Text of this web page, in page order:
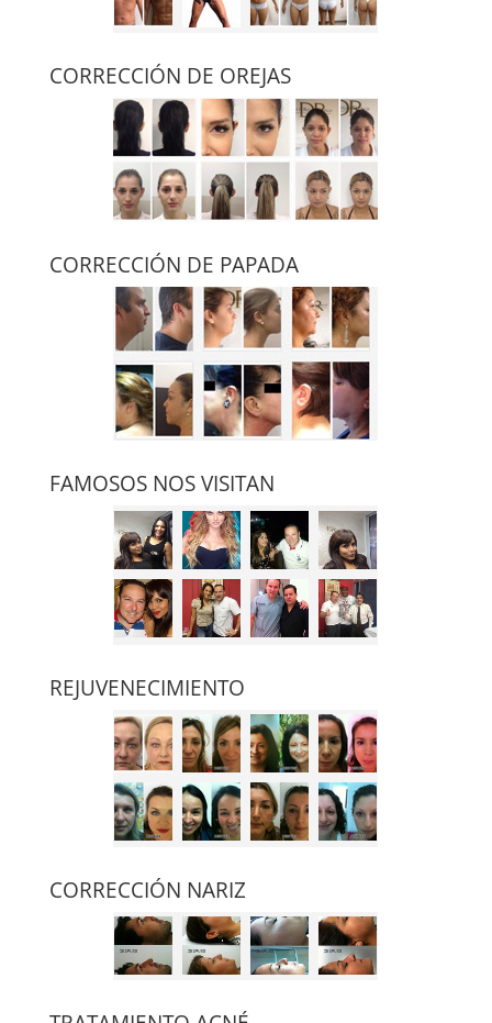
CORRECCIÓN DE OREJAS
CORRECCIÓN DE PAPADA
FAMOSOS NOS VISITAN
REJUVENECIMIENTO
CORRECCIÓN NARIZ